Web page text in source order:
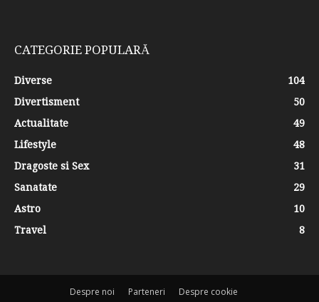
CATEGORIE POPULARĂ
Diverse
104
Divertisment
50
Actualitate
49
Lifestyle
48
Dragoste si Sex
31
Sanatate
29
Astro
10
Travel
8
Despre noi Parteneri
Despre cookie